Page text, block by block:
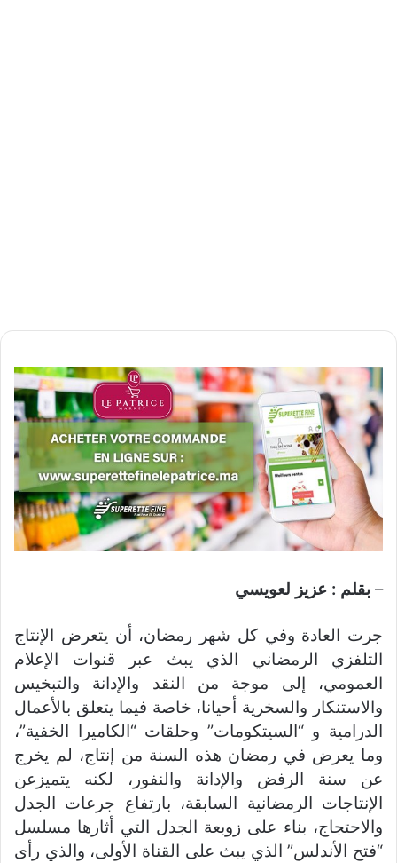
– بقلم : عزيز لعويسي
جرت العادة وفي كل شهر رمضان، أن يتعرض الإنتاج
التلفزي الرمضاني الذي يبث عبر قنوات الإعلام
العمومي، إلى موجة من النقد والإدانة والتبخيس
والاستنكار والسخرية أحيانا، خاصة فيما يتعلق بالأعمال
الدرامية و “السيتكومات” وحلقات “الكاميرا الخفية”،
وما يعرض في رمضان هذه السنة من إنتاج، لم يخرج
عن سنة الرفض والإدانة والنفور، لكنه يتميزعن
الإنتاجات الرمضانية السابقة، بارتفاع جرعات الجدل
والاحتجاج، بناء على زوبعة الجدل التي أثارها مسلسل
“فتح الأندلس” الذي يبث على القناة الأولى، والذي رأى